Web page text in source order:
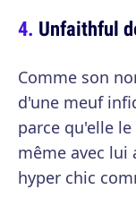
Unfaithful
Comme son
d'une meuf
parce qu'elle
même avec lui
hyper chic